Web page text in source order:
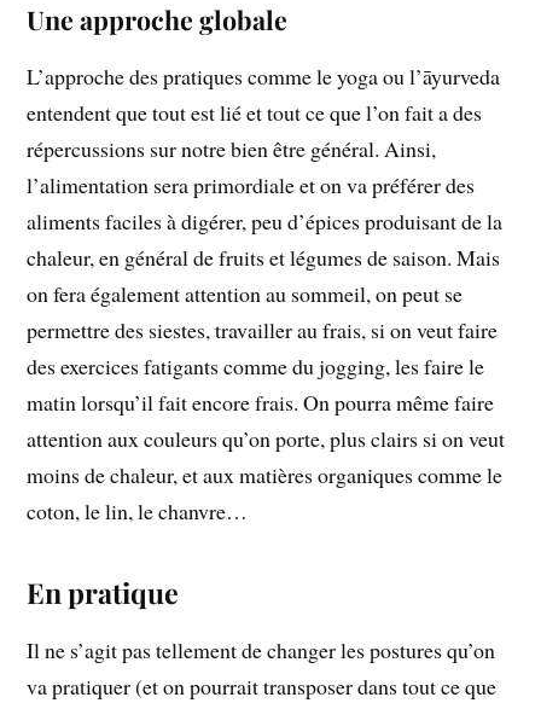
Une approche globale
L’approche des pratiques comme le yoga ou l’āyurveda
entendent que tout est lié et tout ce que l’on fait a des
répercussions sur notre bien être général. Ainsi,
l’alimentation sera primordiale et on va préférer des
aliments faciles à digérer, peu d’épices produisant de la
chaleur, en général de fruits et légumes de saison. Mais
on fera également attention au sommeil, on peut se
permettre des siestes, travailler au frais, si on veut faire
des exercices fatigants comme du jogging, les faire le
matin lorsqu’il fait encore frais. On pourra même faire
attention aux couleurs qu’on porte, plus clairs si on veut
moins de chaleur, et aux matières organiques comme le
coton, le lin, le chanvre…
En pratique
Il ne s’agit pas tellement de changer les postures qu’on
va pratiquer (et on pourrait transposer dans tout ce que